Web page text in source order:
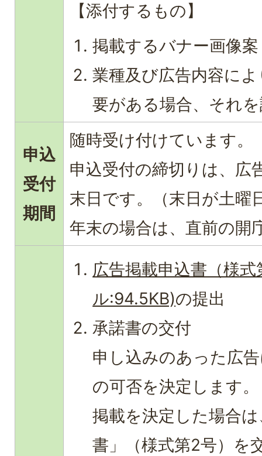
【添付するもの】
掲載するバナー画像案
業種及び広告内容に
要がある場合、それ
申込
受付
期間
随時受け付けています。
申込受付の締切りは、広
末日です。（末日が土曜
年末の場合は、直前の開
広告掲載申込書（様
ル:94.5KB)の提出
承諾書の交付
申し込みのあった広
の可否を決定します。
掲載を決定した場合
書」（様式第2号）を